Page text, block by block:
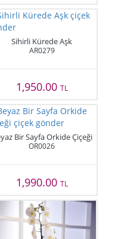
Sihirli Kürede Aşk
AR0279
1,950.00 TL
Bir Sayfa Orkide Çiçeği
OR0026
1,990.00 TL